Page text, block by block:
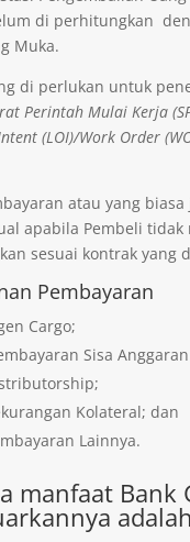
di perhitungkan
Muka.
di perlukan untuk
Perintah Mulai Kerja
(LOI)/Work Order
atau yang
apabila Pembeli
sesuai kontrak yang
Pembayaran
Cargo;
Sisa Anggaran
Kolateral; dan
Lainnya.
manfaat Bank